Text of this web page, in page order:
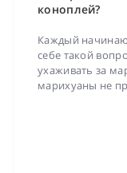
коноплей?
Каждый
себе такой
ухаживать за
марихуаны не